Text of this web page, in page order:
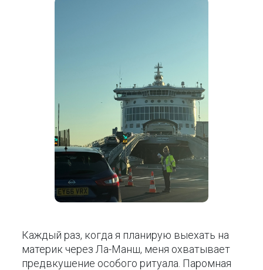
Каждый раз, когда я планирую выехать на
материк через Ла-Манш, меня охватывает
предвкушение особого ритуала. Паромная